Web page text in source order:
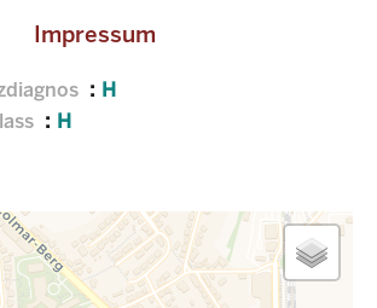
Impressum
H
H